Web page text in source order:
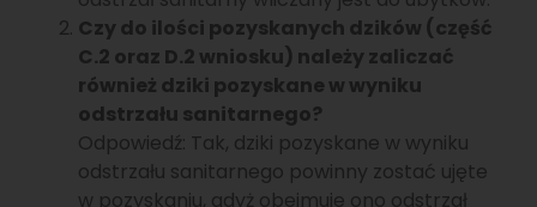
Czy do ilości pozyskanych dzików (część
C.2 oraz D.2 wniosku) należy zaliczać
również dziki pozyskane w wyniku
odstrzału sanitarnego?
Odpowiedź: Tak, dziki pozyskane w wyniku
odstrzału sanitarnego powinny zostać ujęte
w pozyskaniu, gdyż obejmuje ono odstrzał